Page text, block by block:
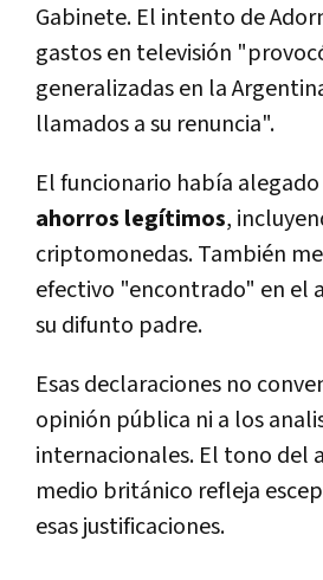
Gabinete. El intento de
gastos en televisión
generalizadas en la
llamados a su renuncia".
El funcionario había
ahorros legítimos,
criptomonedas. También
efectivo "encontrado" en el
su difunto padre.
Esas declaraciones no
opinión pública ni a los
internacionales. El tono del
medio británico refleja
esas justificaciones.